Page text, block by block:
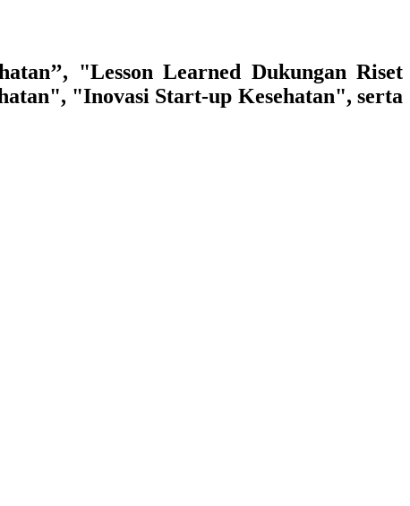
"Lesson Learned Dukungan Riset
"Inovasi Start-up Kesehatan", serta